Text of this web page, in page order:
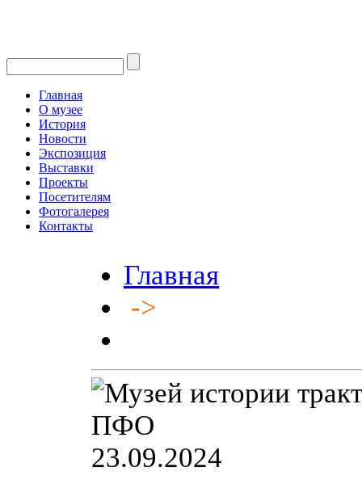
Главная
О музее
История
Новости
Экспозиция
Выставки
Проекты
Посетителям
Фотогалерея
Контакты
Главная
->
23.09.2024